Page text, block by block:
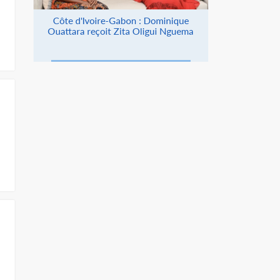
Côte d'Ivoire-Gabon : Dominique
Ouattara reçoit Zita Oligui Nguema